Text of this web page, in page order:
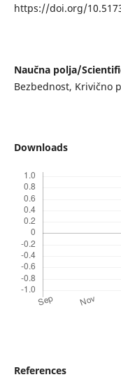
https://doi.org/
Naučna polja/
Bezbednost, Krivično
Downloads
References